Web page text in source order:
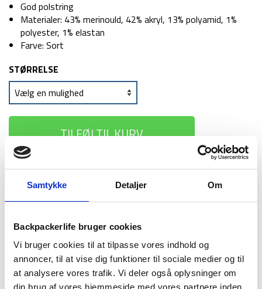
Samtykke Detaljer Om
Backpackerlife bruger cookies
Vi bruger cookies til at tilpasse vores indhold og
annoncer, til at vise dig funktioner til sociale medier og til
at analysere vores trafik. Vi deler også oplysninger om
din brug af vores hjemmeside med vores partnere inden
God polstring
Materialer: 43% merinould, 42% akryl, 13% polyamid, 1%
polyester, 1% elastan
Farve: Sort
STØRRELSE
TILFØJ TIL KURV
1-2 dages
levering
Fri fragt over
499 kr
100 dages
returret
BESKRIVELSE
YDERLIGERE INFORMATION